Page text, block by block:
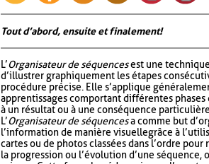
Tout d’abord, ensuite et finalement!
L’Organisateur de séquencesest une
d’illustrer graphiquement les étapes
procédure précise. Elle s’applique
apprentissages comportant différentes
à un résultat ou à une conséquence
L’Organisateur de séquencesa comme but
l’information de manière visuellegrâce à
cartes ou de photos classées dans l’ordre pour
la progression ou l’évolution d’une